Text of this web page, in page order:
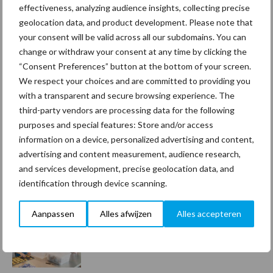
effectiveness, analyzing audience insights, collecting precise
geolocation data, and product development. Please note that
your consent will be valid across all our subdomains. You can
change or withdraw your consent at any time by clicking the
“Consent Preferences” button at the bottom of your screen.
We respect your choices and are committed to providing you
with a transparent and secure browsing experience. The
third-party vendors are processing data for the following
purposes and special features: Store and/or access
information on a device, personalized advertising and content,
advertising and content measurement, audience research,
and services development, precise geolocation data, and
identification through device scanning.
Aanpassen Alles afwijzen Alles accepteren
Primaire
Sidebar
Recent nieuws Partner nieuws
30 dec
Hervorming flexibele
arbeidscontracten kent mitsen en
maren
29 dec
Freddy van de Ridder Cleaners:
“Glazenwassen zit in m’n bloed,
24 dec
Friendship Sports Centre maakt
Toon meer